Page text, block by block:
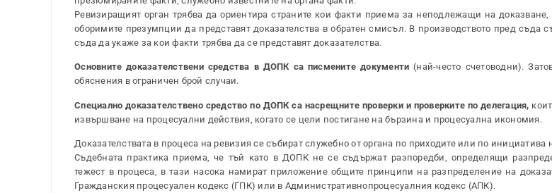
Ревизиращият орган трябва да ориентира страните кои факти приема за неподлежащи на
оборимите презумпции да представят доказателства в обратен смисъл. В производството пред съда
съда да укаже за кои факти трябва да се представят доказателства.
Основните доказателствени средства в ДОПК са писмените документи (най-често счетоводни).
обяснения в ограничен брой случаи.
Специално доказателствено средство по ДОПК са насрещните проверки и проверките по делегация,
извършване на процесуални действия, когато се цели постигане на бързина и процесуална икономия.
Доказателствата в процеса на ревизия се събират служебно от органа по приходите или по инициатива
Съдебната практика приема, че тъй като в ДОПК не се съдържат разпоредби, определящи
тежест в процеса, в тази насока намират приложение общите принципи на разпределение на
Гражданския процесуален кодекс (ГПК) или в Административнопроцесуалния кодекс (АПК).